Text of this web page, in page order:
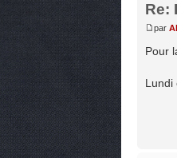
Re:
par
Pour
Lundi